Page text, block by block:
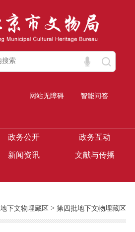
网站无障碍 智能问答
政务公开 政务互动
新闻资讯 文献与传播
下文物埋藏区> 第四批地下文物埋藏区